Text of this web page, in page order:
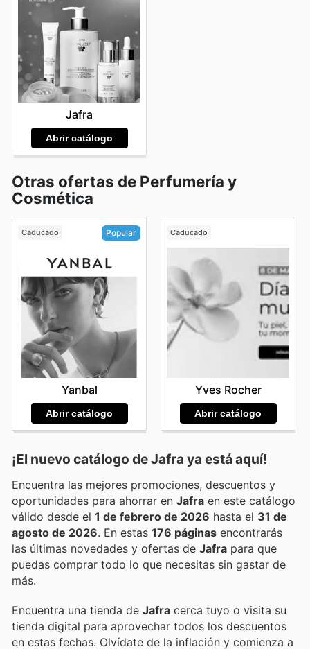
Jafra
Abrir catálogo
Otras ofertas de Perfumería y
Cosmética
Caducado Popular
Yanbal
Abrir catálogo
Caducado
Yves Rocher
Abrir catálogo
¡El nuevo catálogo deJafra ya está aquí!
Encuentra las mejores promociones, descuentos y
oportunidades para ahorrar en Jafra en este catálogo
válido desde el 1 de febrero de 2026 hasta el 31 de
agosto de 2026 . En estas 176 páginas encontrarás
las últimas novedades y ofertas de Jafra para que
puedas comprar todo lo que necesitas sin gastar de
más.
Encuentra una tienda de Jafra cerca tuyo o visita su
tienda digital para aprovechar todos los descuentos
en estas fechas. Olvídate de la inflación y comienza a